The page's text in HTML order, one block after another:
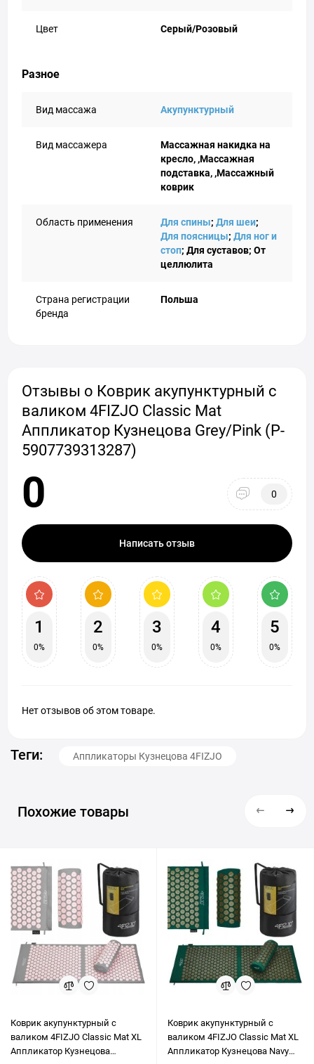
Цвет Серый/Розовый
Разное
Вид массажа Акупунктурный
Вид массажера
Массажная накидка на
кресло, ,Массажная
подставка, ,Массажный
коврик
Область применения Для спины; Для шеи;
Для поясницы; Для ног и
стоп; Для суставов; От
целлюлита
Страна регистрации
бренда
Польша
Отзывы о Коврик акупунктурный с
валиком 4FIZJO Classic Mat
Аппликатор Кузнецова Grey/Pink (P-
5907739313287)
0 0
Написать отзыв
1
0%
2
0%
3
0%
4
0%
5
0%
Нет отзывов об этом товаре.
Теги: Аппликаторы Кузнецова 4FIZJO
Похожие товары
Коврик акупунктурный с
валиком 4FIZJO Classic Mat XL
Аппликатор Кузнецова
Коврик акупунктурный с
валиком 4FIZJO Classic Mat XL
Аппликатор Кузнецова Navy